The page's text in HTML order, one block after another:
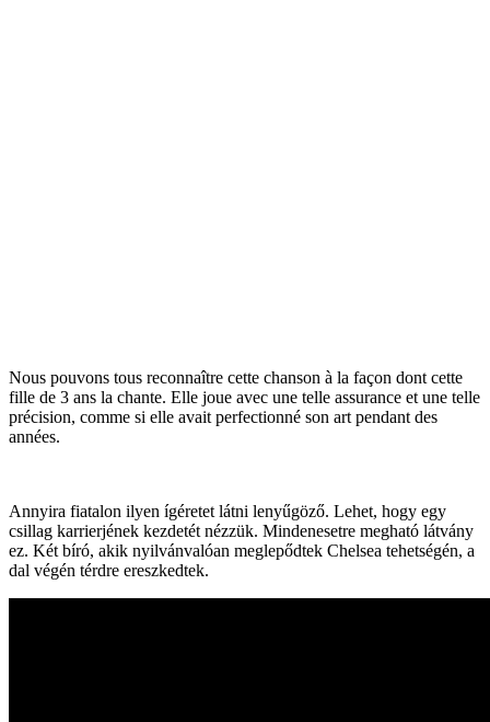
Nous pouvons tous reconnaître cette chanson à la façon dont cette
fille de 3 ans la chante. Elle joue avec une telle assurance et une telle
précision, comme si elle avait perfectionné son art pendant des
années.
Annyira fiatalon ilyen ígéretet látni lenyűgöző. Lehet, hogy egy
csillag karrierjének kezdetét nézzük. Mindenesetre megható látvány
ez. Két bíró, akik nyilvánvalóan meglepődtek Chelsea tehetségén, a
dal végén térdre ereszkedtek.